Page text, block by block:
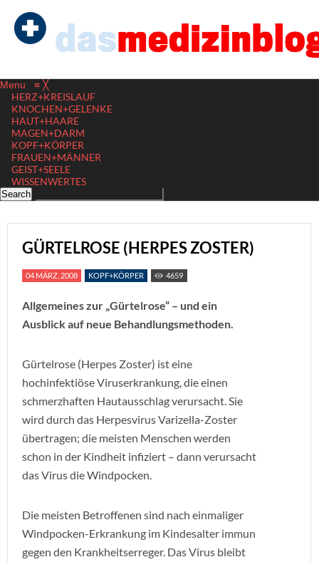
Menu ≡ ╳
HERZ+KREISLAUF
KNOCHEN+GELENKE
HAUT+HAARE
MAGEN+DARM
KOPF+KÖRPER
FRAUEN+MÄNNER
GEIST+SEELE
WISSENWERTES
GÜRTELROSE (HERPES ZOSTER)
04 MÄRZ, 2008 KOPF+KÖRPER 4659
Allgemeines zur „Gürtelrose“ – und ein
Ausblick auf neue Behandlungsmethoden.
Gürtelrose (Herpes Zoster) ist eine
hochinfektiöse Viruserkrankung, die einen
schmerzhaften Hautausschlag verursacht. Sie
wird durch das Herpesvirus Varizella-Zoster
übertragen; die meisten Menschen werden
schon in der Kindheit infiziert – dann verursacht
das Virus die Windpocken.
Die meisten Betroffenen sind nach einmaliger
Windpocken-Erkrankung im Kindesalter immun
gegen den Krankheitserreger. Das Virus bleibt